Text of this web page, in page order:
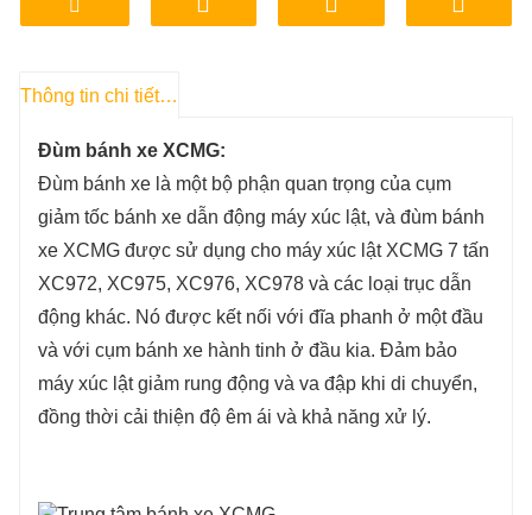
6. Lưu trữ tại nhà máy, giao hàng, vận chuyển,
Thông tin chi tiết sản phẩm
Đùm bánh xe XCMG:
Đùm bánh xe là một bộ phận quan trọng của cụm
giảm tốc bánh xe dẫn động máy xúc lật, và đùm bánh
xe XCMG được sử dụng cho máy xúc lật XCMG 7 tấn
XC972, XC975, XC976, XC978 và các loại trục dẫn
động khác. Nó được kết nối với đĩa phanh ở một đầu
và với cụm bánh xe hành tinh ở đầu kia. Đảm bảo
máy xúc lật giảm rung động và va đập khi di chuyển,
đồng thời cải thiện độ êm ái và khả năng xử lý.